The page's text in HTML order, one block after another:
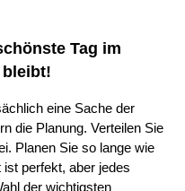
Tag im
eine Sache der
die Planung. Verteilen Sie
Planen Sie so lange wie
perfekt, aber jedes
der wichtigsten